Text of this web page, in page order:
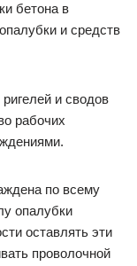
бетона в
и средств
и сводов
рабочих
по всему
опалубки
оставлять эти
проволочной